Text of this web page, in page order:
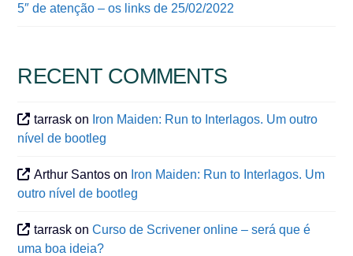
5″ de atenção – os links de 25/02/2022
RECENT COMMENTS
tarrask on Iron Maiden: Run to Interlagos. Um outro
nível de bootleg
Arthur Santos on Iron Maiden: Run to Interlagos. Um
outro nível de bootleg
tarrask onCurso de Scrivener online – será que é
uma boa ideia?